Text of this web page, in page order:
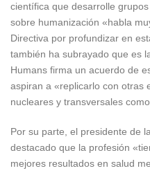
científica que desarrolle
sobre humanización «habla
Directiva por profundizar en
también ha subrayado que es
Humans firma un acuerdo de
aspiran a «replicarlo con otras
nucleares y transversales
Por su parte, el presidente de
destacado que la profesión
mejores resultados en salud